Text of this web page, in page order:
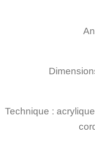
Technique :